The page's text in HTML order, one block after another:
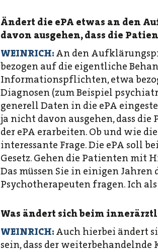
Ändert die ePA etwas an den
davon ausgehen, dass die
WEINRICH: An den
bezogen auf die eigentliche
Informationspflichten, etwa
Diagnosen (zum Beispiel
generell Daten in die ePA
ja nicht davon ausgehen, dass
der ePA erarbeiten. Ob und wie
interessante Frage. Die ePA soll
Gesetz. Gehen die Patienten mit
Das müssen Sie in einigen
Psychotherapeuten fragen. Ich
Was ändert sich beim
WEINRICH: Auch hierbei ändert
sein, dass der